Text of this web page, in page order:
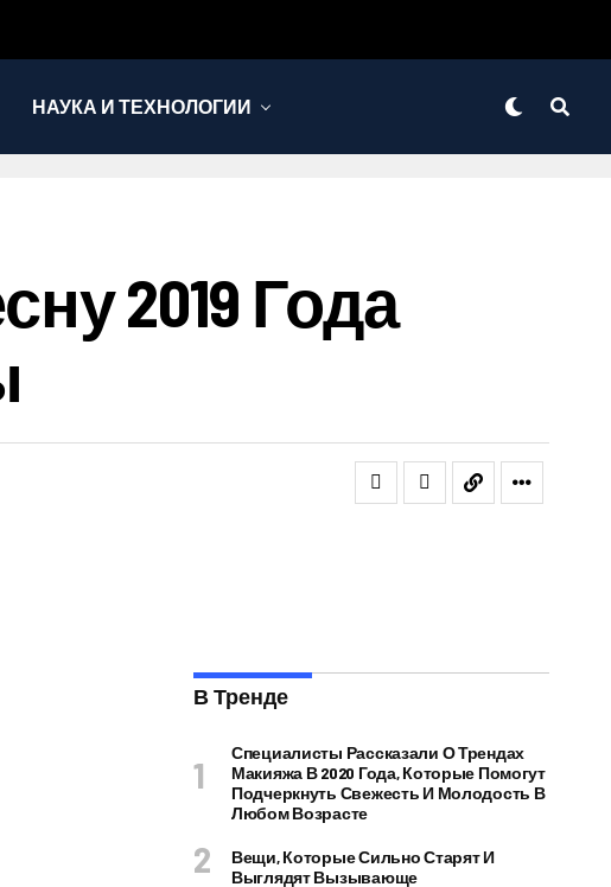
НАУКА И ТЕХНОЛОГИИ
2019 Года
В Тренде
Специалисты Рассказали О Трендах
Макияжа В 2020 Года, Которые Помогут
Подчеркнуть Свежесть И Молодость В
Любом Возрасте
Вещи, Которые Сильно Старят И
Выглядят Вызывающе